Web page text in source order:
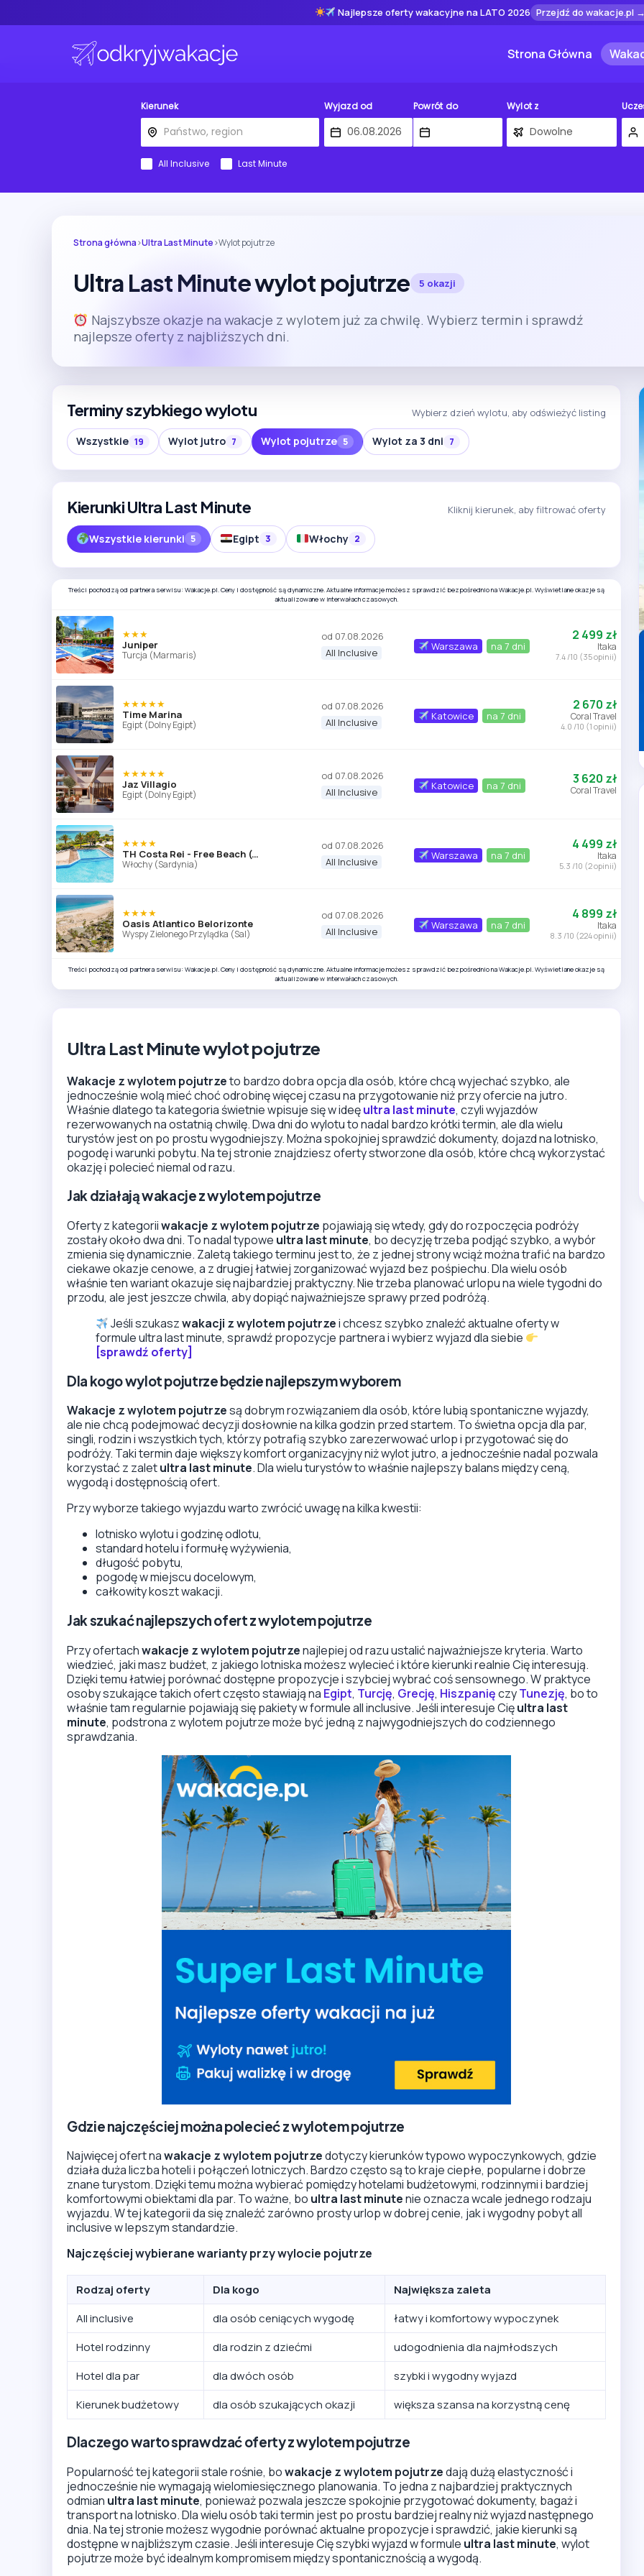
Najlepsze oferty wakacyjne na LATO 2026 Przejdź do wakacje.pl
Strona Główna
Kierunek Wyjazd od Powrót do Wylot z
All Inclusive Last Minute
Strona główna›Ultra Last Minute›Wylot pojutrze
Ultra Last Minute wylot pojutrze 5 okazji
Najszybsze okazje na wakacje z wylotem już za chwilę. Wybierz termin i sprawdź
najlepsze oferty z najbliższych dni.
Terminy szybkiego wylotu Wybierz dzień wylotu, aby odświeżyć listing
Wszystkie 19 Wylot jutro 7 Wylot pojutrze 5 Wylot za 3 dni 7
Kierunki Ultra Last Minute Kliknij kierunek, aby filtrować oferty
Wszystkie kierunki 5 Egipt 3 Włochy 2
Treści pochodzą od partnera serwisu: Wakacje.pl. Ceny i dostępność są dynamiczne. Aktualne informacje możesz sprawdzić bezpośrednio na Wakacje.pl. Wyświetlane okazje są
aktualizowane w interwałach czasowych.
★★★
Juniper
Turcja (Marmaris)
od 07.08.2026
All Inclusive
Warszawa na 7 dni
2 499 zł
Itaka
7.4 /10 (35 opinii)
★★★★★
Time Marina
Egipt (Dolny Egipt)
od 07.08.2026
All Inclusive
Katowice na 7 dni
2 670 zł
Coral Travel
4.0 /10 (1 opinii)
★★★★★
Jaz Villagio
Egipt (Dolny Egipt)
od 07.08.2026
All Inclusive
Katowice na 7 dni 3 620 zł
Coral Travel
★★★★
TH Costa Rei - Free Beach (ex. Free Beach Club)
Włochy (Sardynia)
od 07.08.2026
All Inclusive
Warszawa na 7 dni
4 499 zł
Itaka
5.3 /10 (2 opinii)
★★★★
Oasis Atlantico Belorizonte
Wyspy Zielonego Przylądka (Sal)
od 07.08.2026
All Inclusive
Warszawa na 7 dni
4 899 zł
Itaka
8.3 /10 (224 opinii)
Treści pochodzą od partnera serwisu: Wakacje.pl. Ceny i dostępność są dynamiczne. Aktualne informacje możesz sprawdzić bezpośrednio na Wakacje.pl. Wyświetlane okazje są
aktualizowane w interwałach czasowych.
Ultra Last Minute wylot pojutrze
Wakacje z wylotem pojutrzeto bardzo dobra opcja dla osób, które chcą wyjechać szybko, ale
jednocześnie wolą mieć choć odrobinę więcej czasu na przygotowanie niż przy ofercie na jutro.
Właśnie dlatego ta kategoria świetnie wpisuje się w ideęultra last minute, czyli wyjazdów
rezerwowanych na ostatnią chwilę. Dwa dni do wylotu to nadal bardzo krótki termin, ale dla wielu
turystów jest on po prostu wygodniejszy. Można spokojniej sprawdzić dokumenty, dojazd na lotnisko,
pogodę i warunki pobytu. Na tej stronie znajdziesz oferty stworzone dla osób, które chcą wykorzystać
okazję i polecieć niemal od razu.
Jak działają wakacje z wylotem pojutrze
Oferty z kategoriiwakacje z wylotem pojutrze pojawiają się wtedy, gdy do rozpoczęcia podróży
zostały około dwa dni. To nadal typowe ultra last minute, bo decyzję trzeba podjąć szybko, a wybór
zmienia się dynamicznie. Zaletą takiego terminu jest to, że z jednej strony wciąż można trafić na bardzo
ciekawe okazje cenowe, a z drugiej łatwiej zorganizować wyjazd bez pośpiechu. Dla wielu osób
właśnie ten wariant okazuje się najbardziej praktyczny. Nie trzeba planować urlopu na wiele tygodni do
przodu, ale jest jeszcze chwila, aby dopiąć najważniejsze sprawy przed podróżą.
Jeśli szukaszwakacji z wylotem pojutrzei chcesz szybko znaleźć aktualne oferty w
formule ultra last minute, sprawdź propozycje partnera i wybierz wyjazd dla siebie
[sprawdź oferty]
Dla kogo wylot pojutrze będzie najlepszym wyborem
Wakacje z wylotem pojutrzesą dobrym rozwiązaniem dla osób, które lubią spontaniczne wyjazdy,
ale nie chcą podejmować decyzji dosłownie na kilka godzin przed startem. To świetna opcja dla par,
singli, rodzin i wszystkich tych, którzy potrafią szybko zarezerwować urlop i przygotować się do
podróży. Taki termin daje większy komfort organizacyjny niż wylot jutro, a jednocześnie nadal pozwala
korzystać z zaletultra last minute. Dla wielu turystów to właśnie najlepszy balans między ceną,
wygodą i dostępnością ofert.
Przy wyborze takiego wyjazdu warto zwrócić uwagę na kilka kwestii:
lotnisko wylotu i godzinę odlotu,
standard hotelu i formułę wyżywienia,
długość pobytu,
pogodę w miejscu docelowym,
całkowity koszt wakacji.
Jak szukać najlepszych ofert z wylotem pojutrze
Przy ofertachwakacje z wylotem pojutrzenajlepiej od razu ustalić najważniejsze kryteria. Warto
wiedzieć, jaki masz budżet, z jakiego lotniska możesz wylecieć i które kierunki realnie Cię interesują.
Dzięki temu łatwiej porównać dostępne propozycje i szybciej wybrać coś sensownego. W praktyce
osoby szukające takich ofert często stawiają na Egipt, Turcję, Grecję, HiszpanięczyTunezję, bo to
właśnie tam regularnie pojawiają się pakiety w formule all inclusive. Jeśli interesuje Cięultra last
minute, podstrona z wylotem pojutrze może być jedną z najwygodniejszych do codziennego
sprawdzania.
Gdzie najczęściej można polecieć z wylotem pojutrze
Najwięcej ofert nawakacje z wylotem pojutrzedotyczy kierunków typowo wypoczynkowych, gdzie
działa duża liczba hoteli i połączeń lotniczych. Bardzo często są to kraje ciepłe, popularne i dobrze
znane turystom. Dzięki temu można wybierać pomiędzy hotelami budżetowymi, rodzinnymi i bardziej
komfortowymi obiektami dla par. To ważne, bo ultra last minutenie oznacza wcale jednego rodzaju
wyjazdu. W tej kategorii da się znaleźć zarówno prosty urlop w dobrej cenie, jak i wygodny pobyt all
inclusive w lepszym standardzie.
Najczęściej wybierane warianty przy wylocie pojutrze
Rodzaj oferty Dla kogo
Największa zaleta
All inclusive
dla osób ceniących wygodę
łatwy i komfortowy wypoczynek
Hotel rodzinny
dla rodzin z dziećmi
udogodnienia dla najmłodszych
Hotel dla par
dla dwóch osób
szybki i wygodny wyjazd
Kierunek budżetowy
dla osób szukających okazji większa szansa na korzystną cenę
Dlaczego warto sprawdzać oferty z wylotem pojutrze
Popularność tej kategorii stale rośnie, bowakacje z wylotem pojutrzedają dużą elastyczność i
jednocześnie nie wymagają wielomiesięcznego planowania. To jedna z najbardziej praktycznych
odmian ultra last minute, ponieważ pozwala jeszcze spokojnie przygotować dokumenty, bagaż i
transport na lotnisko. Dla wielu osób taki termin jest po prostu bardziej realny niż wyjazd następnego
dnia. Na tej stronie możesz wygodnie porównać aktualne propozycje i sprawdzić, jakie kierunki są
dostępne w najbliższym czasie. Jeśli interesuje Cię szybki wyjazd w formule ultra last minute, wylot
pojutrze może być idealnym kompromisem między spontanicznością a wygodą.